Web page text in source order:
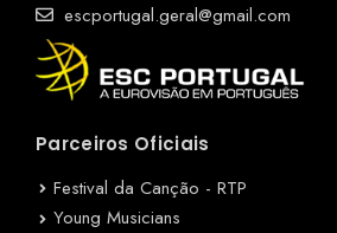
escportugal.geral@gmail.com
Parceiros Oficiais
Festival da Canção - RTP
Young Musicians